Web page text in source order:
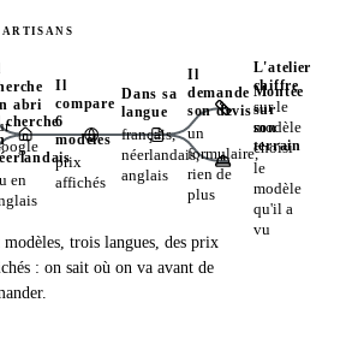
abri
en
Il
compare
6
modèles
prix
affichés
Dans sa
langue
français,
néerlandais,
anglais
Il
demande
son devis
un
formulaire,
rien de
plus
L'atelier
chiffre
sur le
modèle
choisi
Montée
sur
son
terrain
le
modèle
qu'il a
vu
modèles, trois langues, des prix
: on sait où on va avant de